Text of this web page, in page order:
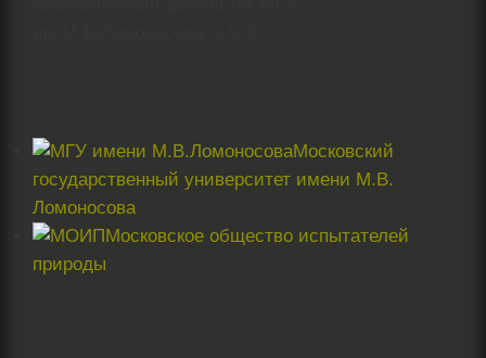
Московский
государственный университет имени М.В.
Ломоносова
Московское общество испытателей
природы